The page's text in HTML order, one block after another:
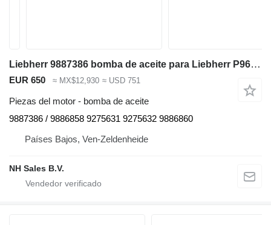
Liebherr 9887386 bomba de aceite para Liebherr P964 , R974 ,R964 excavadora
EUR 650 ≈ MX$12,930 ≈ USD 751
Piezas del motor - bomba de aceite
9887386 / 9886858 9275631 9275632 9886860
Países Bajos, Ven-Zeldenheide
NH Sales B.V.